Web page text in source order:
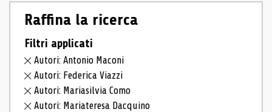
Raffina la ricerca
Filtri applicati
Autori: Antonio Maconi
Autori: Federica Viazzi
Autori: Mariasilvia Como
Autori: Mariateresa Dacquino